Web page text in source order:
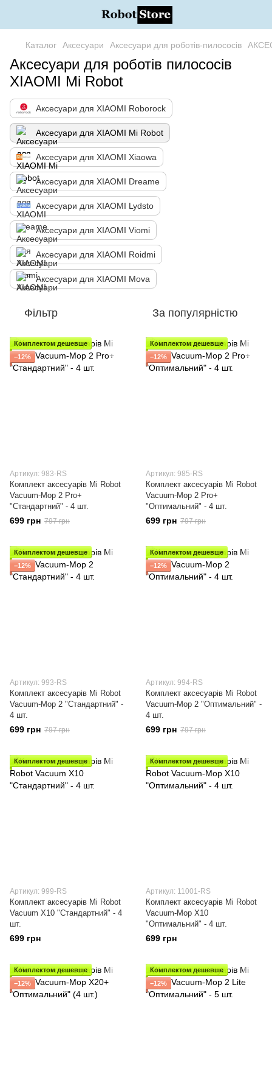
Каталог Аксесуари Аксесуари для роботів-пилососів
Аксесуари для роботів пилососів
XIAOMI Mi Robot
Аксесуари для XIAOMI Roborock
Аксесуари для XIAOMI Mi Robot
Аксесуари для XIAOMI Xiaowa
Аксесуари для XIAOMI Dreame
Аксесуари для XIAOMI Lydsto
Аксесуари для XIAOMI Viomi
Аксесуари для XIAOMI Roidmi
Аксесуари для XIAOMI Mova
Фільтр За популярністю
Комплектом дешевше
−12%
Артикул: 983-RS
Комплект аксесуарів Mi Robot
Vacuum-Mop 2 Pro+
"Стандартний" - 4 шт.
699 грн 797 грн
Комплектом дешевше
−12%
Артикул: 985-RS
Комплект аксесуарів Mi Robot
Vacuum-Mop 2 Pro+
"Оптимальний" - 4 шт.
699 грн 797 грн
Комплектом дешевше
−12%
Артикул: 993-RS
Комплект аксесуарів Mi Robot
Vacuum-Mop 2 "Стандартний" -
4 шт.
699 грн 797 грн
Комплектом дешевше
−12%
Артикул: 994-RS
Комплект аксесуарів Mi Robot
Vacuum-Mop 2 "Оптимальний" -
4 шт.
699 грн 797 грн
Комплектом дешевше
Артикул: 999-RS
Комплект аксесуарів Mi Robot
Vacuum X10 "Стандартний" - 4
шт.
699 грн
Комплектом дешевше
Артикул: 11001-RS
Комплект аксесуарів Mi Robot
Vacuum-Mop X10
"Оптимальний" - 4 шт.
699 грн
Комплектом дешевше
−12%
Комплектом дешевше
−12%